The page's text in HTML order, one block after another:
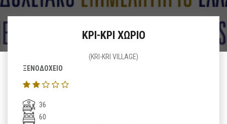
ΚΡΙ-ΚΡΙ ΧΩΡΙΟ
(KRI-KRI VILLAGE)
ΞΕΝΟΔΟΧΕΙΟ
36
60